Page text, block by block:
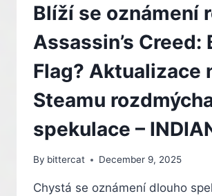
BUDE
ALE
HLAVNÍ?
–
INDIAN
Blíží se oznámení
Assassin’s Creed:
Flag? Aktualizace
Steamu
spekulace –
By bittercat December 9, 2025
Chystá se oznámení dlouho